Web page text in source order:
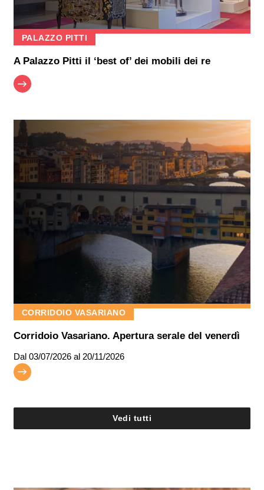
PALAZZO PITTI
A Palazzo Pitti il ‘best of’ dei mobili dei re
CORRIDOIO VASARIANO
Corridoio Vasariano. Apertura serale del venerdì
Dal 03/07/2026 al 20/11/2026
Vedi tutti